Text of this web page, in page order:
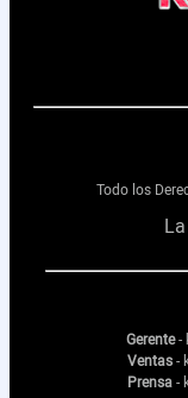
Todo los
Gerente-
Ventas-
Prensa-